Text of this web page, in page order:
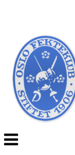
Veksle
navigasjon